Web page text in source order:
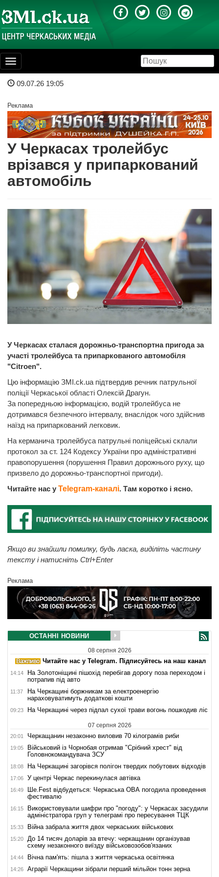
Toggle
navigation
09.07.26 19:05
Реклама
У Черкасах тролейбус
врізався у припаркований
автомобіль
У Черкасах сталася дорожньо-транспортна пригода за
участі тролейбуса та припаркованого автомобіля
"Citroen".
Цю інформацію ЗМІ.ck.ua підтвердив речник патрульної
поліції Черкаської області Олексій Драгун.
За попередньою інформацією, водій тролейбуса не
дотримався безпечного інтервалу, внаслідок чого здійснив
наїзд на припаркований легковик.
На керманича тролейбуса патрульні поліцейські склали
протокол за ст. 124 Кодексу України про адміністративні
правопорушення (порушення Правил дорожнього руху, що
призвело до дорожньо-транспортної пригоди).
Читайте нас у Telegram-каналі. Там коротко і ясно.
Якщо ви знайшли помилку, будь ласка, виділіть частину
тексту і натисніть Ctrl+Enter
Реклама
ОСТАННІ НОВИНИ
08 серпня 2026
Читайте нас у Telegram. Підписуйтесь на наш канал
14:14
На Золотоніщині пішохід перебігав дорогу поза переходом і
потрапив під авто
11:37
На Черкащині боржникам за електроенергію
нараховуватимуть додаткові кошти
09:23 На Черкащині через підпал сухої трави вогонь пошкодив ліс
07 серпня 2026
20:01 Черкащанин незаконно виловив 70 кілограмів риби
19:05
Військовий із Чорнобая отримав "Срібний хрест" від
Головнокомандувача ЗСУ
18:08 На Черкащині загорівся полігон твердих побутових відходів
17:06 У центрі Черкас перекинулася автівка
16:49
Ше.Fest відбудеться: Черкаська ОВА погодила проведення
фестивалю
16:15
Використовували шифри про "погоду": у Черкасах засудили
адміністратора груп у телеграмі про пересування ТЦК
15:33 Війна забрала життя двох черкаських військових
15:20
До 14 тисяч доларів за втечу: черкащанин організував
схему незаконного виїзду військовозобов'язаних
14:44 Вічна пам'ять: пішла з життя черкаська освітянка
14:26
Аграрії Черкащини зібрали перший мільйон тонн зерна